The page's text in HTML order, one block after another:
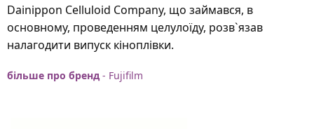
Dainippon Celluloid Company, що займався, в
основному, проведенням целулоїду, розв`язав
налагодити випуск кіноплівки.
більше про бренд - Fujifilm